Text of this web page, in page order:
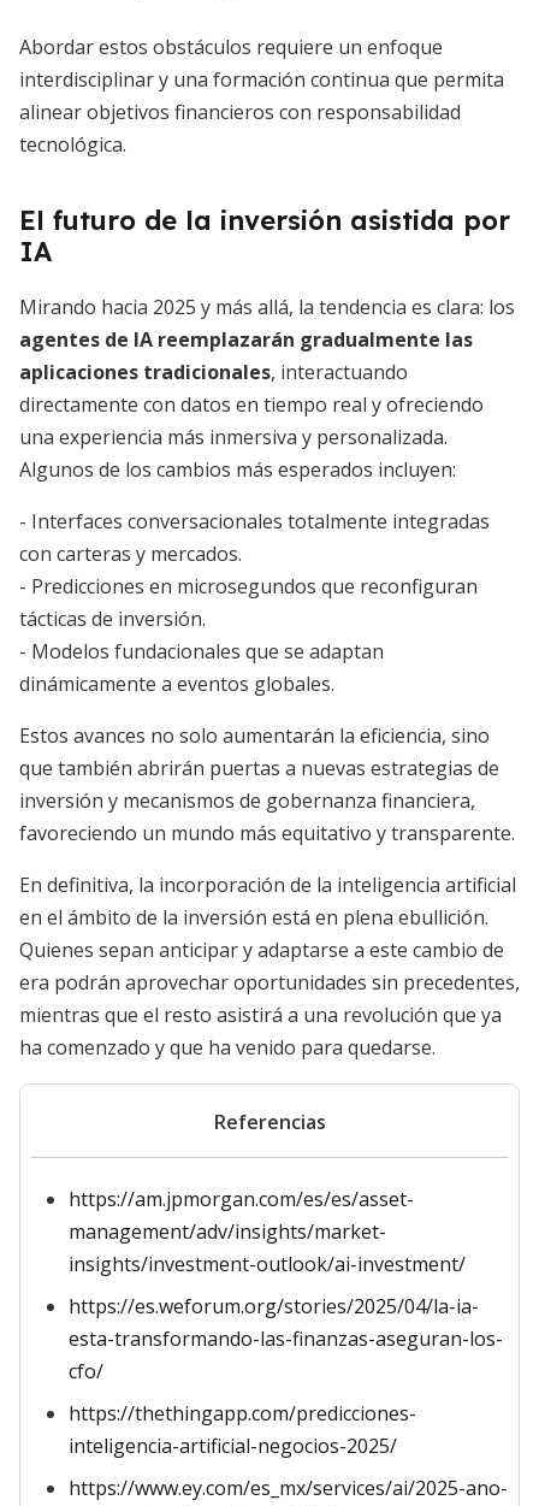
Abordar estos obstáculos requiere un enfoque
interdisciplinar y una formación continua que permita
alinear objetivos financieros con responsabilidad
tecnológica.
El futuro de la inversión asistida por
IA
Mirando hacia 2025 y más allá, la tendencia es clara: los
agentes de IA reemplazarán gradualmente las
aplicaciones tradicionales, interactuando
directamente con datos en tiempo real y ofreciendo
una experiencia más inmersiva y personalizada.
Algunos de los cambios más esperados incluyen:
- Interfaces conversacionales totalmente integradas
con carteras y mercados.
- Predicciones en microsegundos que reconfiguran
tácticas de inversión.
- Modelos fundacionales que se adaptan
dinámicamente a eventos globales.
Estos avances no solo aumentarán la eficiencia, sino
que también abrirán puertas a nuevas estrategias de
inversión y mecanismos de gobernanza financiera,
favoreciendo un mundo más equitativo y transparente.
En definitiva, la incorporación de la inteligencia artificial
en el ámbito de la inversión está en plena ebullición.
Quienes sepan anticipar y adaptarse a este cambio de
era podrán aprovechar oportunidades sin precedentes,
mientras que el resto asistirá a una revolución que ya
ha comenzado y que ha venido para quedarse.
Referencias
https://am.jpmorgan.com/es/es/asset-
management/adv/insights/market-
insights/investment-outlook/ai-investment/
https://es.weforum.org/stories/2025/04/la-ia-
esta-transformando-las-finanzas-aseguran-los-
cfo/
https://thethingapp.com/predicciones-
inteligencia-artificial-negocios-2025/
https://www.ey.com/es_mx/services/ai/2025-ano-